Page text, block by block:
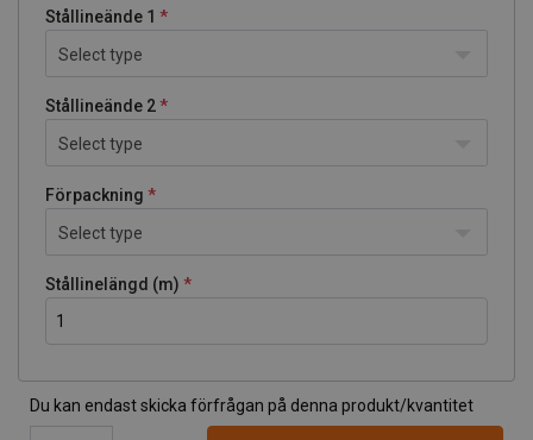
Stållineände 1
Select type
Stållineände 2
Select type
Förpackning
Select type
Stållinelängd (m)
Du kan endast skicka förfrågan på denna produkt/kvantitet